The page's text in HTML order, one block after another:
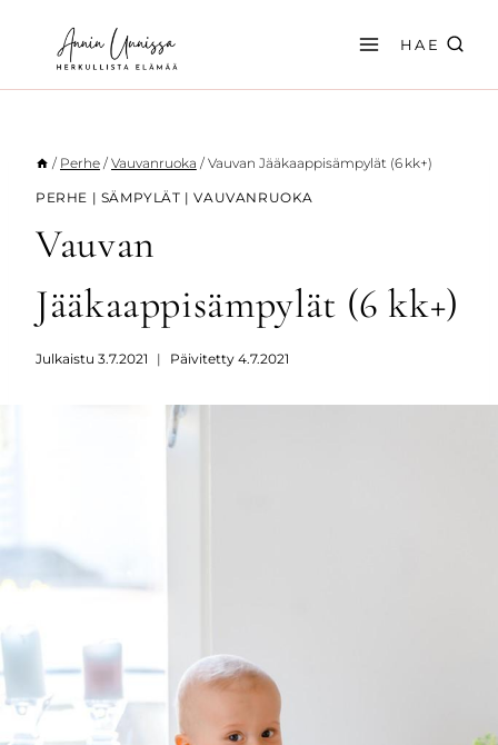
sisältöön
HAE
/ Perhe / Vauvanruoka / Vauvan Jääkaappisämpylät (6 kk+)
PERHE | SÄMPYLÄT |VAUVANRUOKA
Vauvan
Jääkaappisämpylät (6 kk+)
Julkaistu 3.7.2021 Päivitetty 4.7.2021